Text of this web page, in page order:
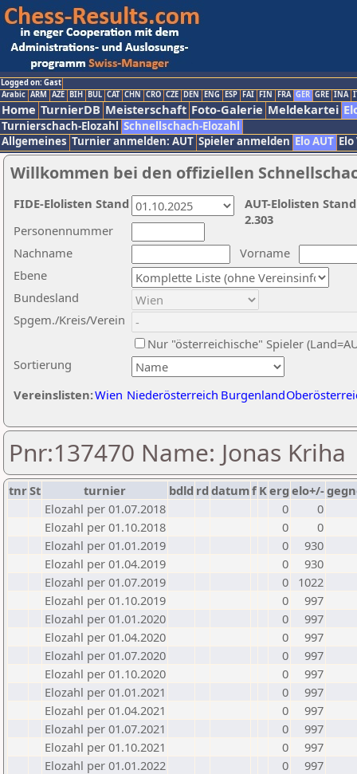
Logged on: Gast
Arabic ARM AZE BIH BUL CAT CHN CRO CZE DEN ENG ESP FAI FIN FRA GER GRE INA
Home TurnierDB Meisterschaft Foto-Galerie Meldekartei
Turnierschach-Elozahl Schnellschach-Elozahl
Allgemeines Turnier anmelden: AUT Spieler anmelden Elo AUT
Willkommen bei den offiziellen
Nachname
Vorname
Ebene
Sortierung
Personennummer
Bundesland
Spgem./Kreis/Verein
Nur "österreichische" Spieler
Vereinslisten:Wien Niederösterreich Burgenland
AUT-Elolisten
2.303
FIDE-Elolisten Stand
Pnr:137470 Name: Jonas Kriha
tnrSt turnier bdld rd datumf Kerg elo+/-
Elozahl per 01.07.2018
0
0
Elozahl per 01.10.2018
0
0
Elozahl per 01.01.2019
0
930
Elozahl per 01.04.2019
0
930
Elozahl per 01.07.2019
0
1022
Elozahl per 01.10.2019
0
997
Elozahl per 01.01.2020
0
997
Elozahl per 01.04.2020
0
997
Elozahl per 01.07.2020
0
997
Elozahl per 01.10.2020
0
997
Elozahl per 01.01.2021
0
997
Elozahl per 01.04.2021
0
997
Elozahl per 01.07.2021
0
997
Elozahl per 01.10.2021
0
997
Elozahl per 01.01.2022
0
997